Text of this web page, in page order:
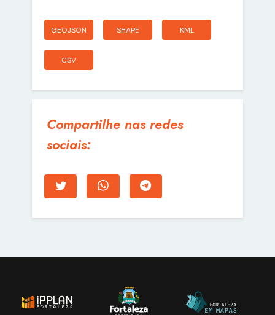
GEOJSON SHAPE KML
CSV
Compartilhe nas redes
sociais: